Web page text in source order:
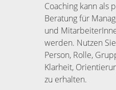
Coaching kann als
Beratung für
und
werden. Nutzen
Person, Rolle,
Klarheit,
zu erhalten.